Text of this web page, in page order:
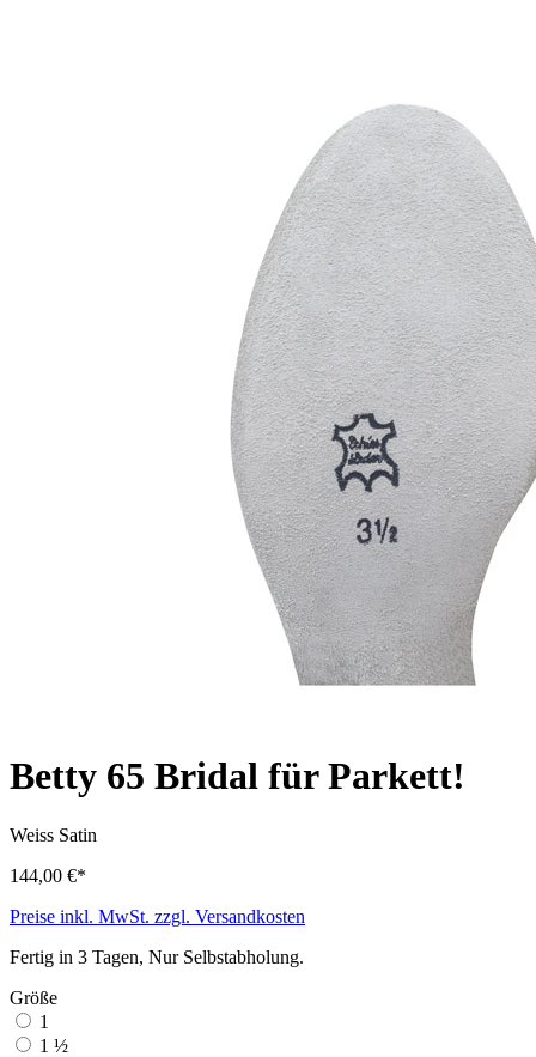
Betty 65 Bridal für Parkett!
Weiss Satin
144,00 €*
Preise inkl. MwSt. zzgl. Versandkosten
Fertig in 3 Tagen, Nur Selbstabholung.
Größe
1
1 ½